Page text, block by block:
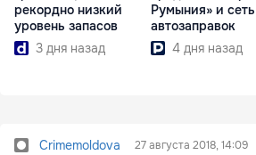
рекордно низкий
уровень запасов
3 дня назад
Румыния» и сеть
автозаправок
4 дня назад
Crimemoldova 27 августа 2018, 14:09